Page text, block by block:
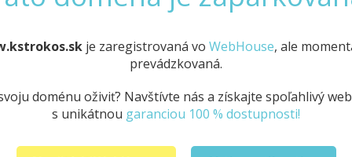
je zaregistrovaná vo WebHouse, ale
prevádzkovaná.
doménu oživiť? Navštívte nás a získajte spoľahlivý
s unikátnou garanciou 100 % dostupnosti!